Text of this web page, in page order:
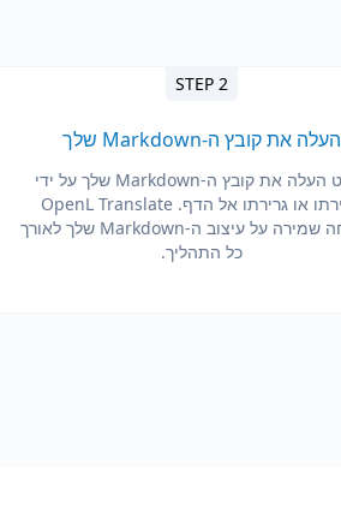
STEP 2
העלה את קובץ ה-Markdown שלך
פשוט העלה את קובץ ה-Markdown שלך על ידי
בחירתו או גרירתו אל הדף. OpenL Translate
מבטיחה שמירה על עיצוב ה-Markdown שלך לאורך
כל התהליך.